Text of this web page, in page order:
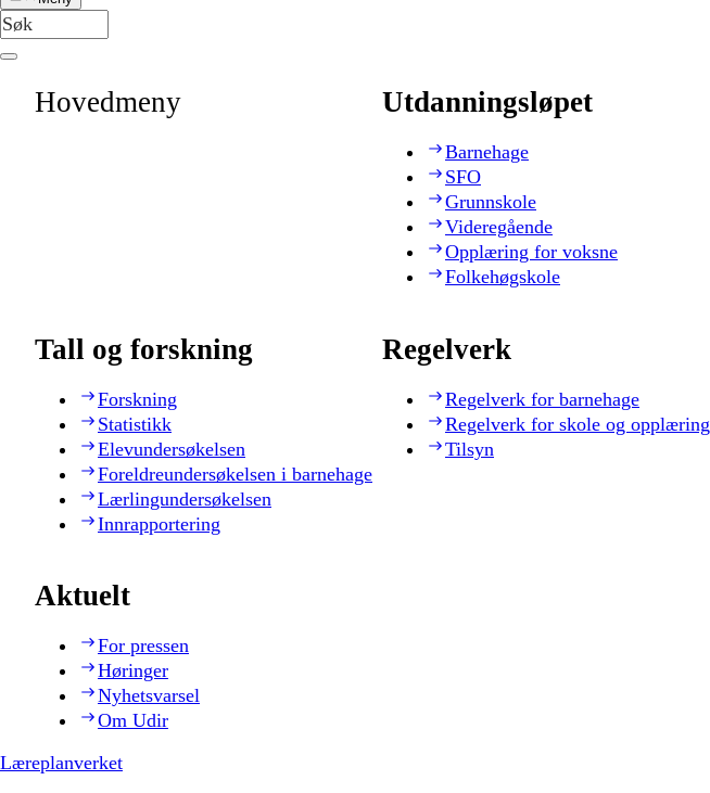
Hovedmeny Utdanningsløpet
Barnehage
SFO
Grunnskole
Videregående
Opplæring for voksne
Folkehøgskole
Tall og forskning
Forskning
Statistikk
Elevundersøkelsen
Foreldreundersøkelsen i barnehage
Lærlingundersøkelsen
Innrapportering
Regelverk
Regelverk for barnehage
Regelverk for skole og opplæring
Tilsyn
Aktuelt
For pressen
Høringer
Nyhetsvarsel
Om Udir
Læreplanverket